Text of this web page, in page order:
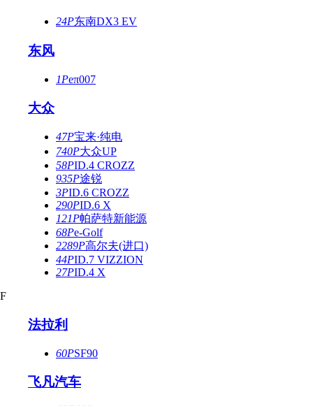
24P东南DX3 EV
东风
1Peπ007
大众
47P宝来·纯电
740P大众UP
58PID.4 CROZZ
935P途锐
3PID.6 CROZZ
290PID.6 X
121P帕萨特新能源
68Pe-Golf
2289P高尔夫(进口)
44PID.7 VIZZION
27PID.4 X
F
法拉利
60PSF90
飞凡汽车